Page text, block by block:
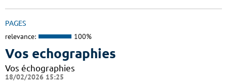
PAGES
relevance: 100%
Vos echographies
Vos échographies
18/02/2026 15:25